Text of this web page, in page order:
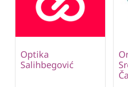
Optika
Salihbegović